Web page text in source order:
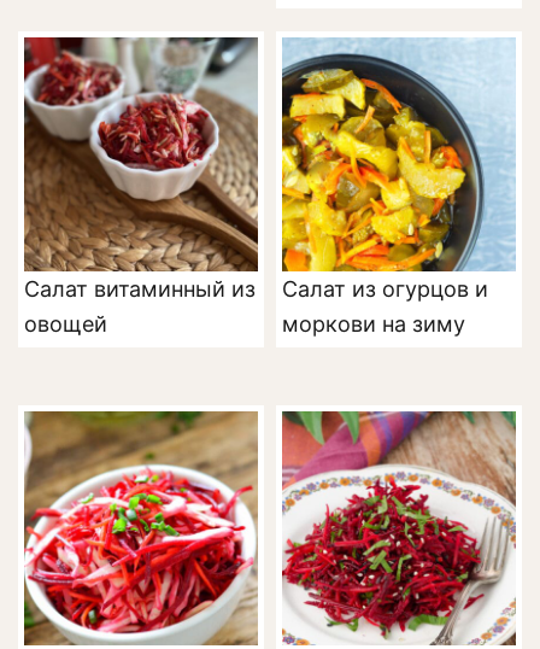
Салат витаминный из
овощей
Салат из огурцов и
моркови на зиму